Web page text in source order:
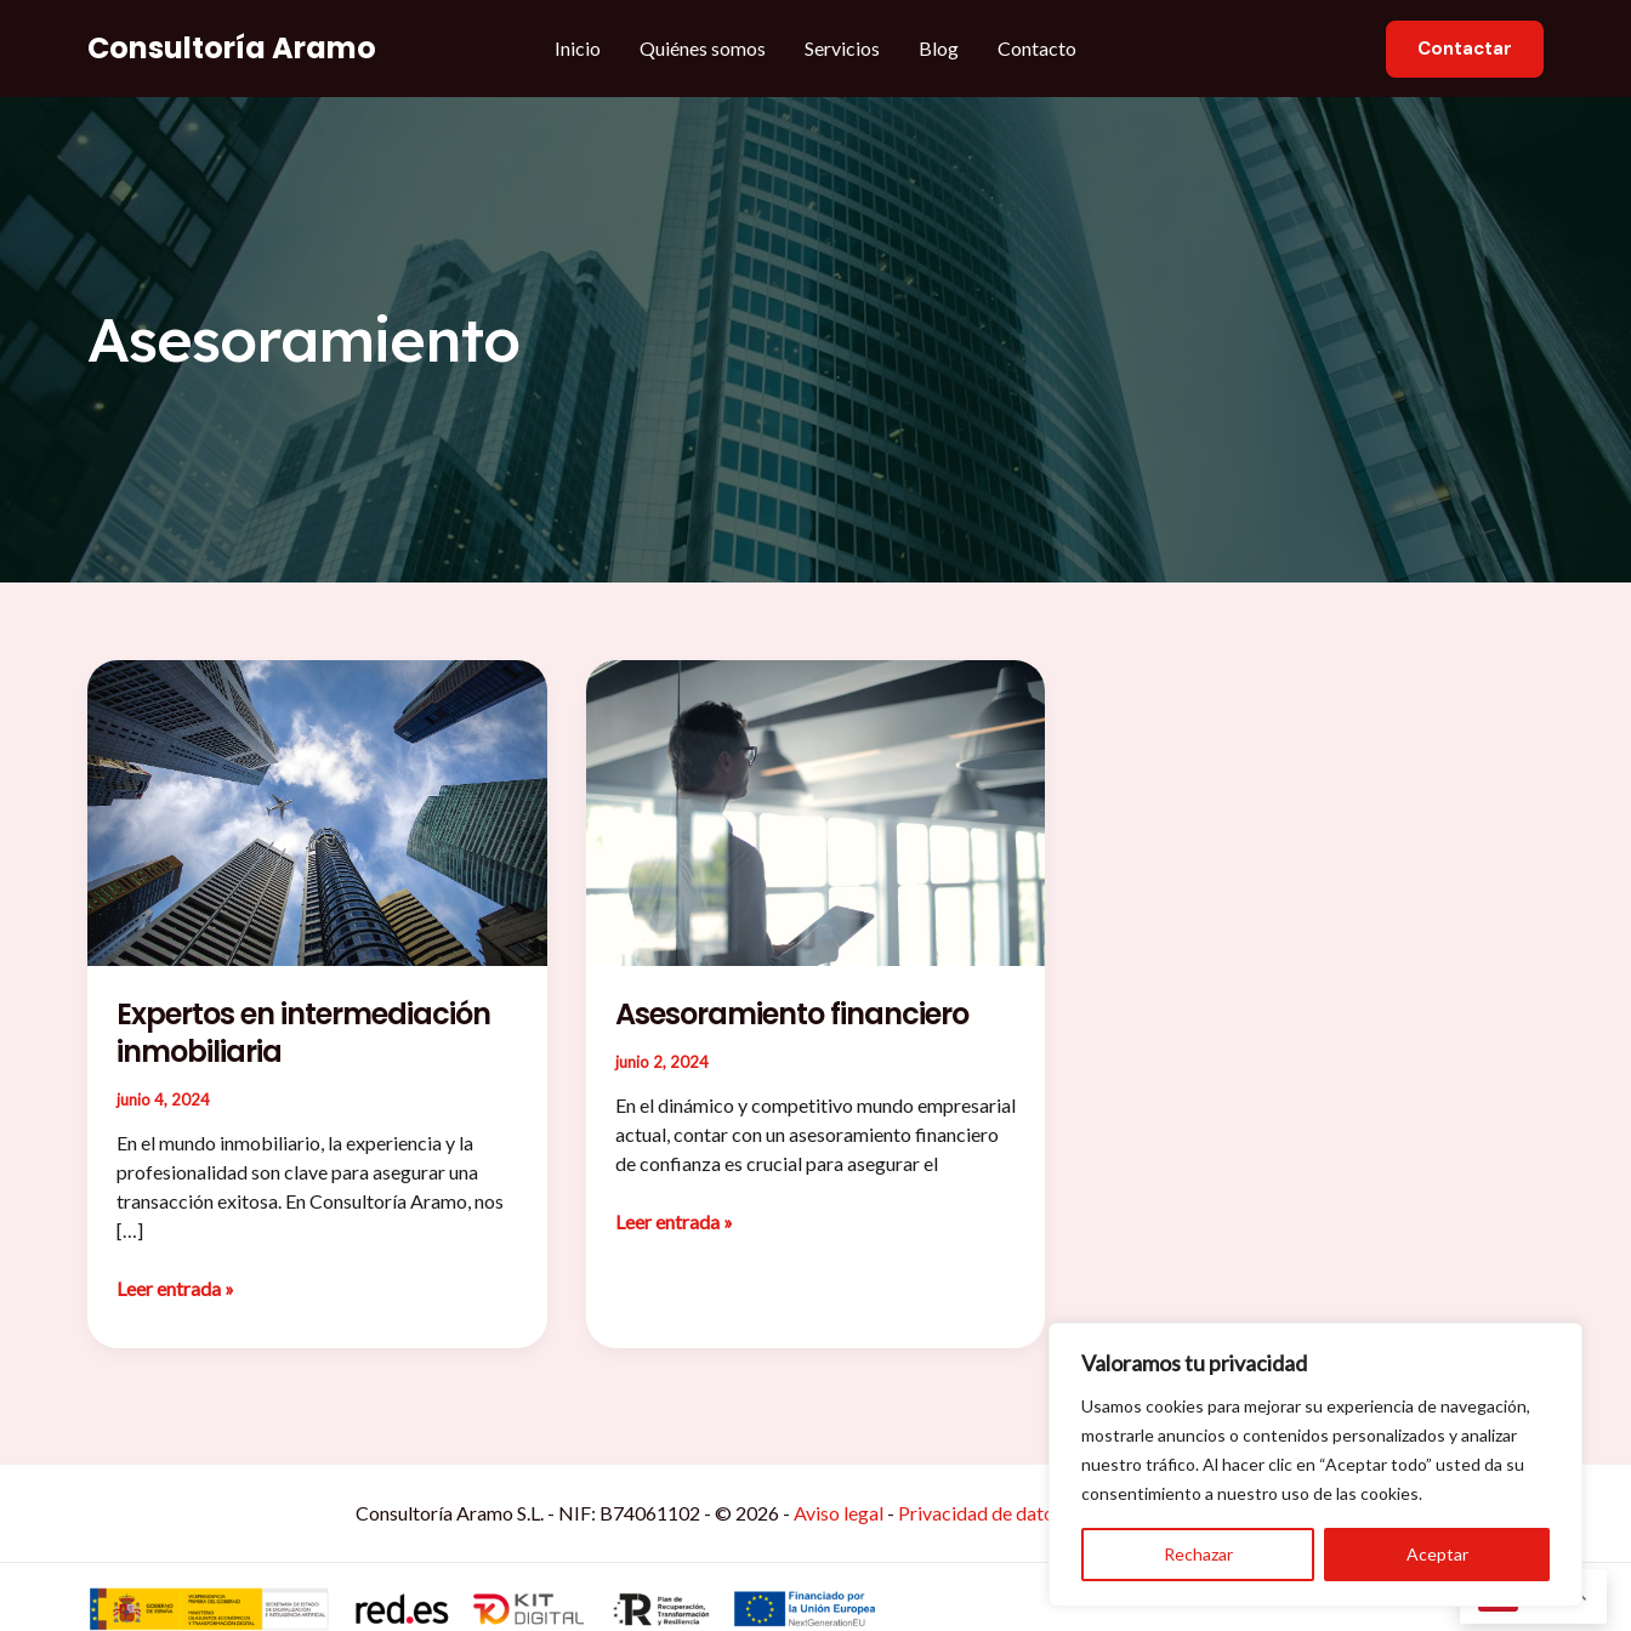
Valoramos tu privacidad
Usamos cookies para mejorar su experiencia de navegación,
mostrarle anuncios o contenidos personalizados y analizar
nuestro tráfico. Al hacer clic en “Aceptar todo” usted da su
consentimiento a nuestro uso de las cookies.
Rechazar Aceptar
Consultoría Aramo Inicio Quiénes somos Servicios Blog Contacto Contactar
Asesoramiento
Expertos en intermediación
inmobiliaria
junio 4, 2024
En el mundo inmobiliario, la experiencia y la
profesionalidad son clave para asegurar una
transacción exitosa. En Consultoría Aramo, nos
[…]
Expertos
intermediación
Leer entrada »
Asesoramiento financiero
junio 2, 2024
En el dinámico y competitivo mundo empresarial
actual, contar con un asesoramiento financiero
de confianza es crucial para asegurar el
Asesoramiento
Leer entrada »
Consultoría Aramo S.L. - NIF: B74061102 - © 2026 - Aviso legal - Privacidad de datos